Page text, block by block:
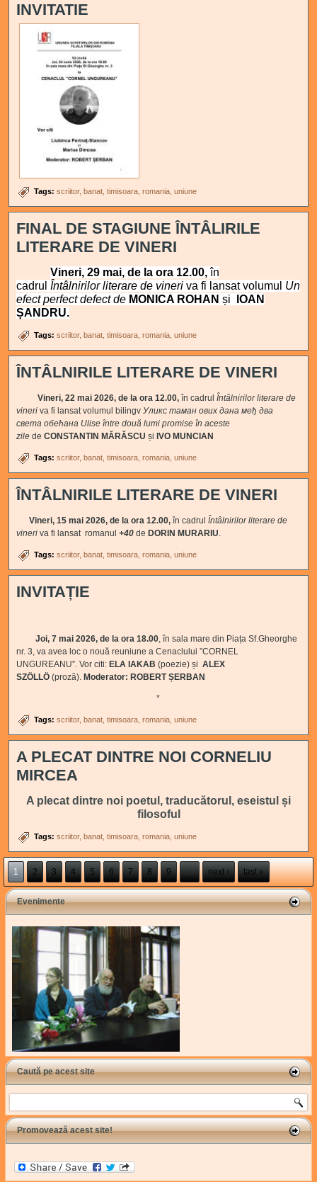
INVITATIE
Tags:scriitor banat timisoara romania uniune
FINAL DE STAGIUNE ÎNTÂLIRILE
LITERARE DE VINERI
Vineri, 29 mai, de la ora 12.00,în
cadrulÎntâlnirilor literare de vineri va fi lansat volumul Un
efect perfect defect de MONICA ROHANși IOAN
ȘANDRU.
Tags:scriitor banat timisoara romania uniune
ÎNTÂLNIRILE LITERARE DE VINERI
Vineri, 22 mai 2026, de la ora 12.00,în cadrulÎntâlnirilor literare de
vineri va fi lansat volumul bilingv Уликс таман ових дана међ два
света обећана Ulise între două lumi promise în aceste
ziledeCONSTANTIN MĂRĂSCU și IVO MUNCIAN
Tags:scriitor banat timisoara romania uniune
ÎNTÂLNIRILE LITERARE DE VINERI
Vineri, 15 mai 2026, de la ora 12.00,în cadrulÎntâlnirilor literare de
vineri va fi lansat romanul+40 de DORIN MURARIU.
Tags:scriitor banat timisoara romania uniune
INVITAȚIE
Joi, 7 mai 2026, de la ora 18.00, în sala mare din Piața Sf.Gheorghe
nr. 3, va avea loc o nouă reuniune a Cenaclului ”CORNEL
UNGUREANU”. Vor citi: ELA IAKAB (poezie) șiALEX
SZÖLLÖ(proză). Moderator: ROBERT ȘERBAN
*
Tags:scriitor banat timisoara romania uniune
A PLECAT DINTRE NOI CORNELIU
MIRCEA
A plecat dintre noi poetul, traducătorul, eseistul și
filosoful
Tags:scriitor banat timisoara romania uniune
Pages
1 2 3 4 5 6 7 8 9 … next › last »
Evenimente
Caută pe acest site
Search
Promovează acest site!